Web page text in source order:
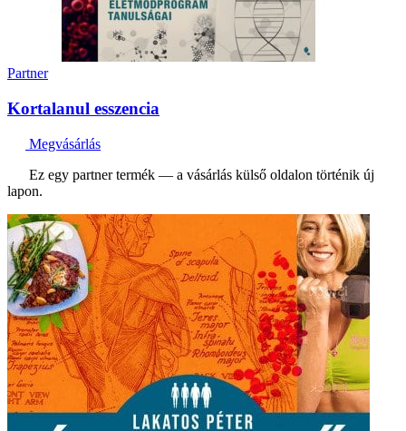
Partner
Kortalanul esszencia
Megvásárlás
Ez egy partner termék — a vásárlás külső oldalon történik új
lapon.